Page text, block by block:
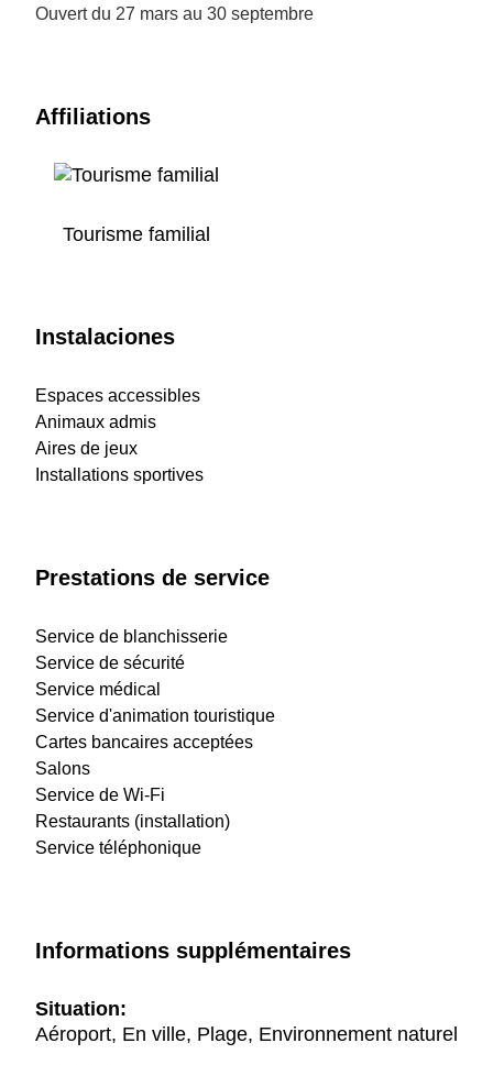
Ouvert du 27 mars au 30 septembre
Affiliations
Tourisme familial
Instalaciones
Espaces accessibles
Animaux admis
Aires de jeux
Installations sportives
Prestations de service
Service de blanchisserie
Service de sécurité
Service médical
Service d'animation touristique
Cartes bancaires acceptées
Salons
Service de Wi-Fi
Restaurants (installation)
Service téléphonique
Informations supplémentaires
Situation:
Aéroport, En ville, Plage, Environnement naturel